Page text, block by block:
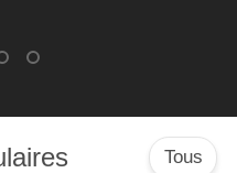
Tous